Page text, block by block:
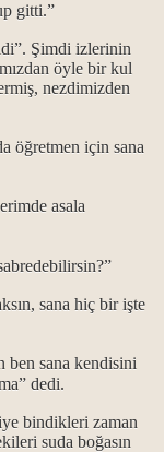
gitti.”
Şimdi izlerinin
öyle bir kul
nezdimizden
öğretmen için sana
asala
sana hiç bir işte
ben sana kendisini
dedi.
bindikleri zaman
suda boğasın